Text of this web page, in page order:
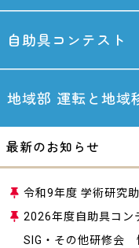
自助具コンテスト
地域部 運転と地域
最新のお知らせ
令和9年度 学術研究
2026年度自助具コン
SIG・その他研修会